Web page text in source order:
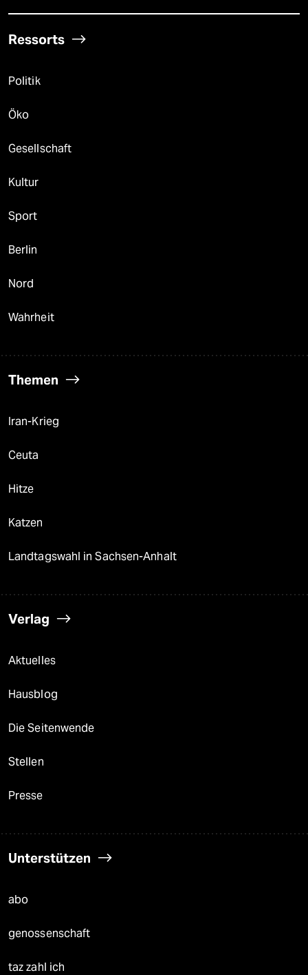
Ressorts
Politik
Öko
Gesellschaft
Kultur
Sport
Berlin
Nord
Wahrheit
Themen
Iran-Krieg
Ceuta
Hitze
Katzen
Landtagswahl in Sachsen-Anhalt
Verlag
Aktuelles
Hausblog
Die Seitenwende
Stellen
Presse
Unterstützen
abo
genossenschaft
taz zahl ich